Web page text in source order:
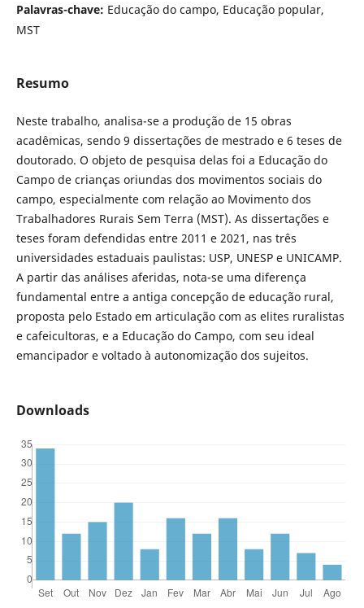
Palavras-chave: Educação do campo, Educação popular,
MST
Resumo
Neste trabalho, analisa-se a produção de 15 obras
acadêmicas, sendo 9 dissertações de mestrado e 6 teses de
doutorado. O objeto de pesquisa delas foi a Educação do
Campo de crianças oriundas dos movimentos sociais do
campo, especialmente com relação ao Movimento dos
Trabalhadores Rurais Sem Terra (MST). As dissertações e
teses foram defendidas entre 2011 e 2021, nas três
universidades estaduais paulistas: USP, UNESP e UNICAMP.
A partir das análises aferidas, nota-se uma diferença
fundamental entre a antiga concepção de educação rural,
proposta pelo Estado em articulação com as elites ruralistas
e cafeicultoras, e a Educação do Campo, com seu ideal
emancipador e voltado à autonomização dos sujeitos.
Downloads